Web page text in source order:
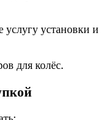
установки и
для колёс.